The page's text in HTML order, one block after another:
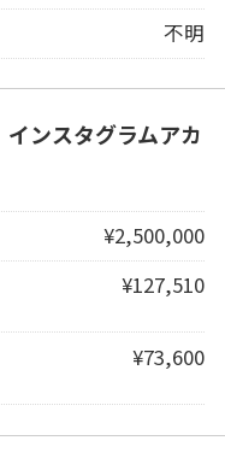
不明
インスタグラムアカ
¥2,500,000
¥127,510
¥73,600